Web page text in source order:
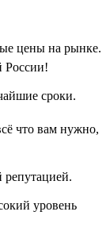
цены на рынке.
России!
сроки.
что вам нужно,
уровень